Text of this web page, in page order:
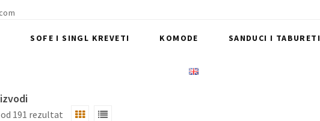
SOFE I SINGL KREVETI KOMODE SANDUCI I TABURETI
191 rezultat